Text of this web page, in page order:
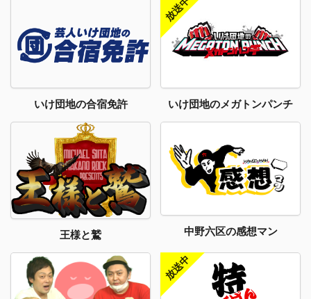
いけ団地の合宿免許 いけ団地のメガトンパンチ
王様と鷲 中野六区の感想マン